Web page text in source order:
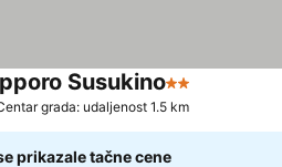
Susukino2 Zvezdice
grada: udaljenost 1.5 km
prikazale tačne cene